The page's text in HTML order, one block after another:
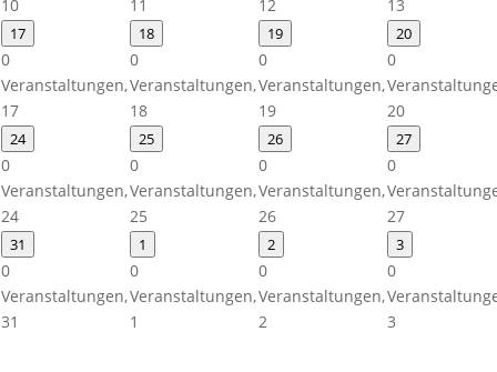
10
11
12
13
17
0
Veranstaltungen,
17
18
0
Veranstaltungen,
18
19
0
Veranstaltungen,
19
20
0
20
24
0
Veranstaltungen,
24
25
0
Veranstaltungen,
25
26
0
Veranstaltungen,
26
27
0
27
31
0
Veranstaltungen,
31
1
0
Veranstaltungen,
1
2
0
Veranstaltungen,
2
3
0
3